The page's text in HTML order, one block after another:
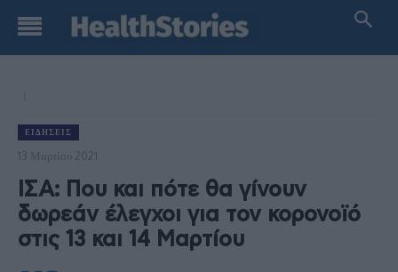
ΕΙΔΉΣΕΙΣ
13 Μαρτίου 2021
ΙΣΑ: Που και πότε θα γίνουν
δωρεάν έλεγχοι για τον κορονοϊό
στις 13 και 14 Μαρτίου